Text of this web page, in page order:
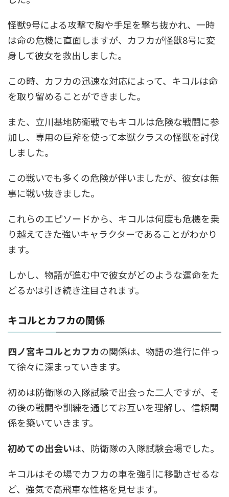
怪獣9号による攻撃で胸や手足を撃ち抜かれ、一時
は命の危機に直面しますが、カフカが怪獣8号に変
身して彼女を救出しました。
この時、カフカの迅速な対応によって、キコルは命
を取り留めることができました。
また、立川基地防衛戦でもキコルは危険な戦闘に参
加し、専用の巨斧を使って本獣クラスの怪獣を討伐
しました。
この戦いでも多くの危険が伴いましたが、彼女は無
事に戦い抜きました。
これらのエピソードから、キコルは何度も危機を乗
り越えてきた強いキャラクターであることがわかり
ます。
しかし、物語が進む中で彼女がどのような運命をた
どるかは引き続き注目されます。
キコルとカフカの関係
四ノ宮キコルとカフカの関係は、物語の進行に伴っ
て徐々に深まっていきます。
初めは防衛隊の入隊試験で出会った二人ですが、そ
の後の戦闘や訓練を通じてお互いを理解し、信頼関
係を築いていきます。
初めての出会いは、防衛隊の入隊試験会場でした。
キコルはその場でカフカの車を強引に移動させるな
ど、強気で高飛車な性格を見せます。